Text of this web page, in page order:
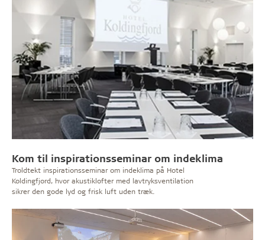
Kom til inspirationsseminar om indeklima
Troldtekt inspirationsseminar om indeklima på Hotel
Koldingfjord, hvor akustiklofter med lavtryksventilation
sikrer den gode lyd og frisk luft uden træk.